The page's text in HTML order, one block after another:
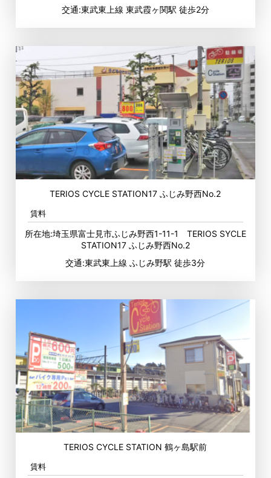
交通:東武東上線 東武霞ヶ関駅 徒歩2分
TERIOS CYCLE STATION17 ふじみ野西No.2
賃料
所在地:埼玉県富士見市ふじみ野西1-11-1 TERIOS SYCLE
STATION17 ふじみ野西No.2
交通:東武東上線 ふじみ野駅 徒歩3分
TERIOS CYCLE STATION 鶴ヶ島駅前
賃料